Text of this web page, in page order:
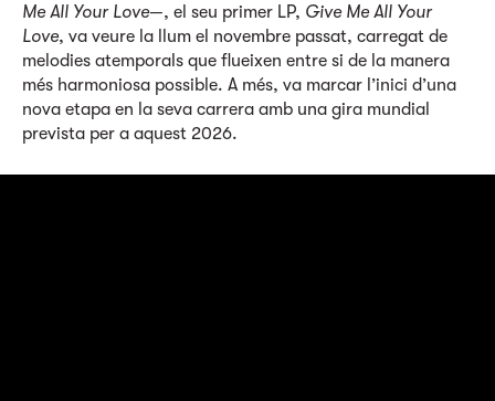
Me All Your Love—, el seu primer LP, Give Me All Your
Love, va veure la llum el novembre passat, carregat de
melodies atemporals que flueixen entre si de la manera
més harmoniosa possible. A més, va marcar l’inici d’una
nova etapa en la seva carrera amb una gira mundial
prevista per a aquest 2026.